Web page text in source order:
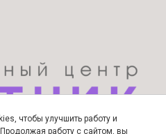
чтобы улучшить работу и
работу с сайтом, вы